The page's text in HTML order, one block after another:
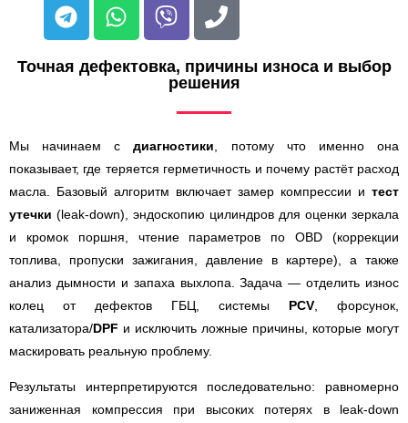
Точная дефектовка, причины износа и выбор
решения
Мы начинаем сдиагностики , потому что именно она
показывает, где теряется герметичность и почему растёт расход
масла. Базовый алгоритм включает замер компрессии и тест
утечки (leak-down), эндоскопию цилиндров для оценки зеркала
и кромок поршня, чтение параметров по OBD (коррекции
топлива, пропуски зажигания, давление в картере), а также
анализ дымности и запаха выхлопа. Задача — отделить износ
колец от дефектов ГБЦ, системы PCV , форсунок,
катализатора/DPF и исключить ложные причины, которые могут
маскировать реальную проблему.
Результаты интерпретируются последовательно: равномерно
заниженная компрессия при высоких потерях в leak-down